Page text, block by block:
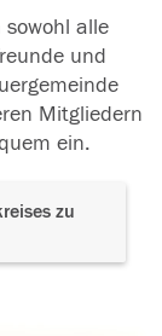
alle
und
Mitgliedern
ein.
zu